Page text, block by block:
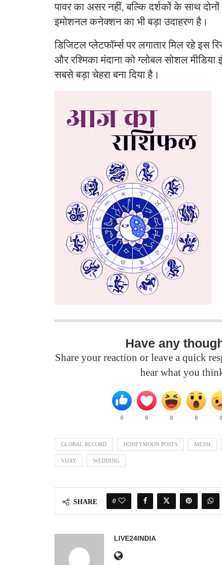
पावर का असर नहीं, बल्कि दर्शकों के साथ
इमोशनल कनेक्शन का भी बड़ा उदाहरण है।
डिजिटल प्लेटफॉर्म्स पर लगातार मिल रहे इस
और रश्मिका मंदाना को ग्लोबल सोशल
सबसे बड़ा चेहरा बना दिया है।
Have any
Share your reaction or leave a quick
hear what you
0 0 0 0
GLOBAL RECORD HONEYMOON POSTS MESSI
VIJAY WEDDING
SHARE 0
LIVE24INDIA